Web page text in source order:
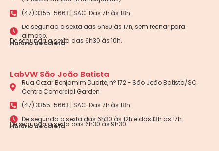
(47) 3355-5663 | SAC: Das 7h às 18h
De segunda a sexta das 6h30 às 17h, sem fechar para
almoço.
Horário de coleta
De segunda a sexta das 6h30 às 10h.
LabVW São João Batista
Rua Cezar Benjamim Duarte, nº 172 - São João Batista/SC.
Centro Comercial Garden
(47) 3355-5663 | SAC: Das 7h às 18h
De segunda a sexta das 6h30 às 12h e das 13h às 17h.
Horário de coleta
De segunda a sexta das 6h30 às 9h30.